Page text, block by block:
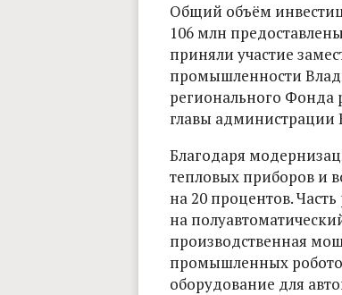
Общий объём
106 млн
приняли участие
промышленности
регионального Фонда
главы администрации
Благодаря
тепловых приборов и
на 20 процентов.
на
производственная
промышленных
оборудование для